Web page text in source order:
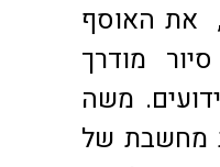
את האוסף
מודרך
משה
שהיא מלאכת מחשבת של